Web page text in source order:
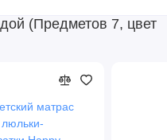
(Предметов 7, цвет